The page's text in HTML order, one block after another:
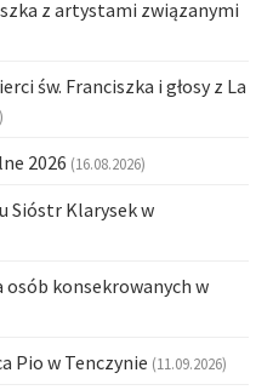
z artystami związanymi
św. Franciszka i głosy z La
2026 (16.08.2026)
Sióstr Klarysek w
konsekrowanych w
Pio w Tenczynie (11.09.2026)